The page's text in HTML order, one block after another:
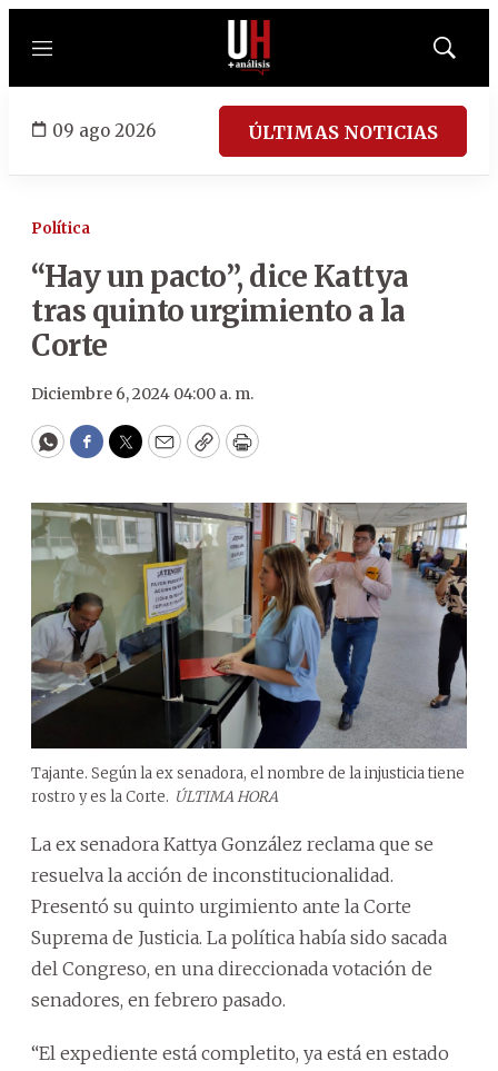
Menú
Mostrar
09 ago 2026 ÚLTIMAS NOTICIAS
Política
“Hay un pacto”, dice Kattya
tras quinto urgimiento a la
Corte
Diciembre 6, 2024 04:00 a. m.
WhatsApp
Facebook
Twitter
EmailCopyPrint
Tajante. Según la ex senadora, el nombre de la injusticia tiene
rostro y es la Corte. ÚLTIMA HORA
La ex senadora Kattya González reclama que se
resuelva la acción de inconstitucionalidad.
Presentó su quinto urgimiento ante la Corte
Suprema de Justicia. La política había sido sacada
del Congreso, en una direccionada votación de
senadores, en febrero pasado.
“El expediente está completito, ya está en estado